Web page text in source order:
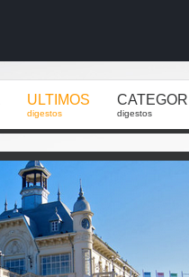
ULTIMOS
digestos digestos